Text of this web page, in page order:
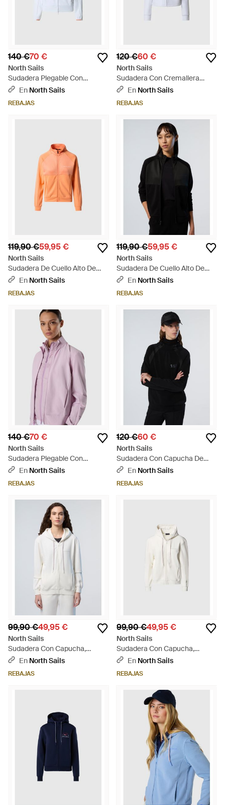
140 €70 €
North Sails
Sudadera Plegable Con
Cremallera - Azul
En North Sails
REBAJAS
120 €60 €
North Sails
Sudadera Con Cremallera
Interlock - Blanco
En North Sails
REBAJAS
119,90 €59,95 €
North Sails
Sudadera De Cuello Alto De
Modal - Naranja
En North Sails
REBAJAS
119,90 €59,95 €
North Sails
Sudadera De Cuello Alto De
Modal - Negro
En North Sails
REBAJAS
140 €70 €
North Sails
Sudadera Plegable Con
Cremallera - Morado
En North Sails
REBAJAS
120 €60 €
North Sails
Sudadera Con Capucha De
Scuba Y Ajustador - Negro
En North Sails
REBAJAS
99,90 €49,95 €
North Sails
Sudadera Con Capucha,
Cremallera Y Estampado -
En North Sails
REBAJAS
99,90 €49,95 €
North Sails
Sudadera Con Capucha,
Cremallera Y Estampado -
En North Sails
REBAJAS